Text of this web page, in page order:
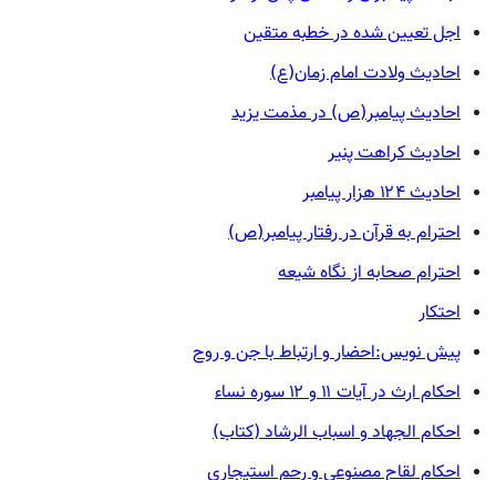
اجل تعیین شده در خطبه متقین
احادیث ولادت امام زمان(ع)
احادیث پیامبر(ص) در مذمت یزید
احادیث کراهت پنیر
احادیث ۱۲۴ هزار پیامبر
احترام به قرآن در رفتار پیامبر(ص)
احترام صحابه از نگاه شیعه
احتکار
پیش نویس:احضار و ارتباط با جن و روح
احکام ارث در آیات ۱۱ و ۱۲ سوره نساء
احکام الجهاد و اسباب الرشاد (کتاب)
احکام لقاح مصنوعی و رحم استیجاری